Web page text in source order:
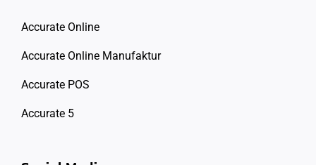
Accurate Online
Accurate Online Manufaktur
Accurate POS
Accurate 5